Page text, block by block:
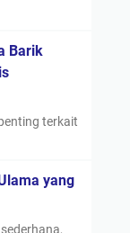
Barik
terkait
yang